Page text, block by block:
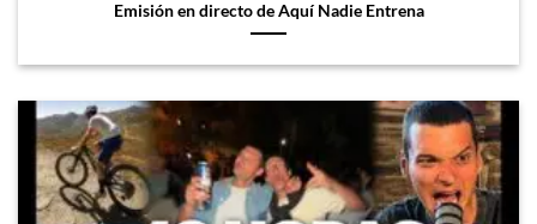
Emisión en directo de Aquí Nadie Entrena